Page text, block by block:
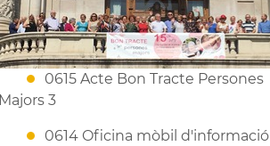
0615 Acte Bon Tracte Persones
Majors 3
0614 Oficina mòbil d'informació